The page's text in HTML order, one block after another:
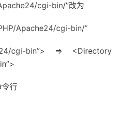
cgi-bin/”改为
Apache24/cgi-bin/”
cgi-bin”> => <Directory
行